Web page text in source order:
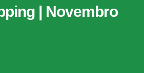
| Novembro